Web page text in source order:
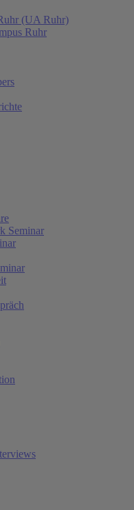
(UA Ruhr)
Ruhr
Seminar